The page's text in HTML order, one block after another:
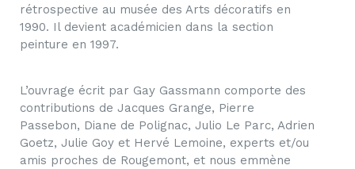
rétrospective au musée des Arts décoratifs en
1990. Il devient académicien dans la section
peinture en 1997.
L’ouvrage écrit par Gay Gassmann comporte des
contributions de Jacques Grange, Pierre
Passebon, Diane de Polignac, Julio Le Parc, Adrien
Goetz, Julie Goy et Hervé Lemoine, experts et/ou
amis proches de Rougemont, et nous emmène